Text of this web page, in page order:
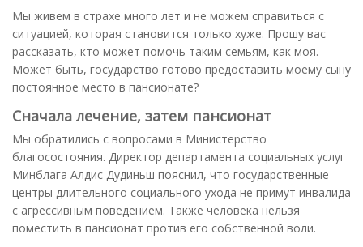
Мы живем в страхе много лет и не можем справиться с
ситуацией, которая становится только хуже. Прошу вас
рассказать, кто может помочь таким семьям, как моя.
Может быть, государство готово предоставить моему сыну
постоянное место в пансионате?
Сначала лечение, затем пансионат
Мы обратились с вопросами в Министерство
благосостояния. Директор департамента социальных услуг
Минблага Алдис Дудиньш пояснил, что государственные
центры длительного социального ухода не примут инвалида
с агрессивным поведением. Также человека нельзя
поместить в пансионат против его собственной воли.